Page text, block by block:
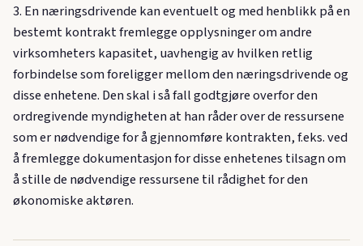
3. En næringsdrivende kan eventuelt og med henblikk på en
bestemt kontrakt fremlegge opplysninger om andre
virksomheters kapasitet, uavhengig av hvilken retlig
forbindelse som foreligger mellom den næringsdrivende og
disse enhetene. Den skal i så fall godtgjøre overfor den
ordregivende myndigheten at han råder over de ressursene
som er nødvendige for å gjennomføre kontrakten, f.eks. ved
å fremlegge dokumentasjon for disse enhetenes tilsagn om
å stille de nødvendige ressursene til rådighet for den
økonomiske aktøren.